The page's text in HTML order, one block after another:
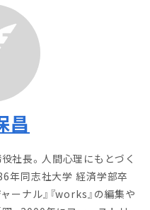
昌
社長。人間心理にもとづく
年同志社大学 経済学部卒
ーナル』『works』の編集や